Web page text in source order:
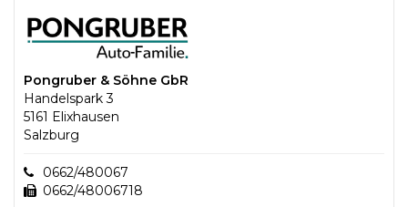
Pongruber & Söhne GbR
Handelspark 3
5161 Elixhausen
Salzburg
0662/480067
0662/48006718